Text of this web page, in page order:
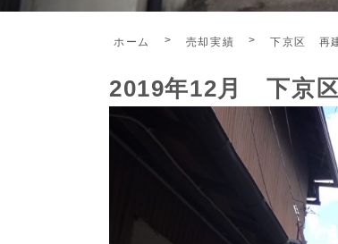
ホーム 売却実績 下京区 再
2019年12月 下京